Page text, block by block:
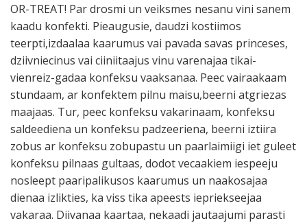
OR-TREAT! Par drosmi un veiksmes nesanu vini sanem
kaadu konfekti. Pieaugusie, daudzi kostiimos
teerpti,izdaalaa kaarumus vai pavada savas princeses,
dziivniecinus vai ciiniitaajus vinu varenajaa tikai-
vienreiz-gadaa konfeksu vaaksanaa. Peec vairaakaam
stundaam, ar konfektem pilnu maisu,beerni atgriezas
maajaas. Tur, peec konfeksu vakarinaam, konfeksu
saldeediena un konfeksu padzeeriena, beerni iztiira
zobus ar konfeksu zobupastu un paarlaimiigi iet guleet
konfeksu pilnaas gultaas, dodot vecaakiem iespeeju
nosleept paaripalikusos kaarumus un naakosajaa
dienaa izlikties, ka viss tika apeests iepriekseejaa
vakaraa. Diivanaa kaartaa, nekaadi jautaajumi parasti